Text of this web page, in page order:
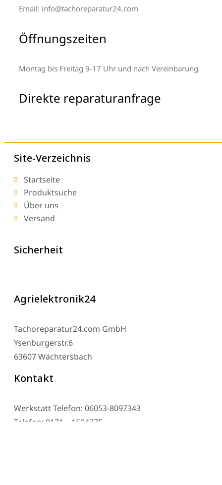
Email: info@tachoreparatur24.com
Öffnungszeiten
Montag bis Freitag 9-17 Uhr und nach Vereinbarung
Direkte reparaturanfrage
Site-Verzeichnis
Startseite
Produktsuche
Über uns
Versand
Sicherheit
Agrielektronik24
Tachoreparatur24.com GmbH
Ysenburgerstr.6
63607 Wächtersbach
Kontakt
Werkstatt Telefon: 06053-8097343
Telefon: 0171 – 1694275